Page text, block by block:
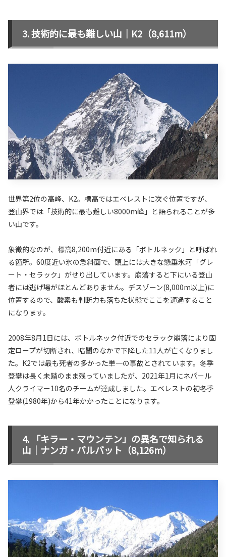
技術的に最も難しい山｜K2（8,611m）
世界第2位の高峰、K2。標高ではエベレストに次ぐ位置ですが、
登山界では「技術的に最も難しい8000m峰」と語られることが多
い山です。
象徴的なのが、標高8,200m付近にある「ボトルネック」と呼ばれ
る箇所。60度近い氷の急斜面で、頭上には大きな懸垂氷河「グレ
ート・セラック」がせり出しています。崩落すると下にいる登山
者には逃げ場がほとんどありません。デスゾーン(8,000m以上)に
位置するので、酸素も判断力も落ちた状態でここを通過すること
になります。
2008年8月1日には、ボトルネック付近でのセラック崩落により固
定ロープが切断され、暗闇のなかで下降した11人が亡くなりまし
た。K2では最も死者の多かった単一の事故とされています。冬季
登攀は長く未踏のまま残っていましたが、2021年1月にネパール
人クライマー10名のチームが達成しました。エベレストの初冬季
登攀(1980年)から41年かかったことになります。
「キラー・マウンテン」の異名で知られる
山｜ナンガ・パルバット（8,126m）